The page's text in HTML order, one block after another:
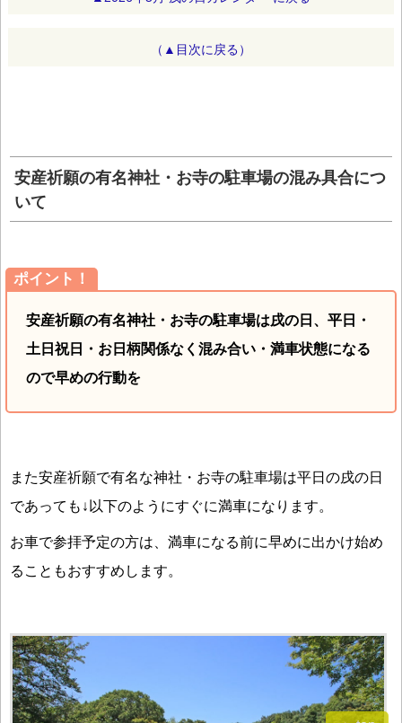
（▲目次に戻る）
安産祈願の有名神社・お寺の駐車場の混み具合につ
いて
ポイント！
安産祈願の有名神社・お寺の駐車場は戌の日、平日・
土日祝日・お日柄関係なく混み合い・満車状態になる
ので早めの行動を
また安産祈願で有名な神社・お寺の駐車場は平日の戌の日
であっても↓以下のようにすぐに満車になります。
お車で参拝予定の方は、満車になる前に早めに出かけ始め
ることもおすすめします。